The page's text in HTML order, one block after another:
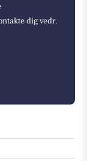
dig vedr.